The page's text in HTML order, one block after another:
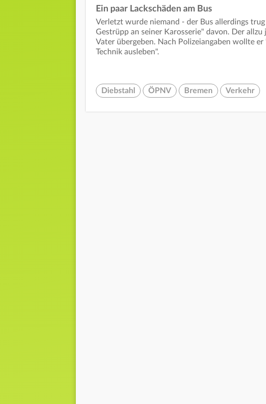
Ein paar Lackschäden am Bus
Verletzt wurde niemand - der Bus allerdings
Gestrüpp an seiner Karosserie" davon. Der
Vater übergeben. Nach Polizeiangaben wollte
Technik ausleben".
Diebstahl ÖPNV Bremen Verkehr